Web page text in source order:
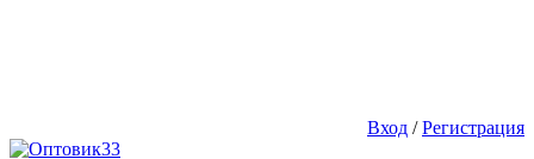
Вход /Регистрация